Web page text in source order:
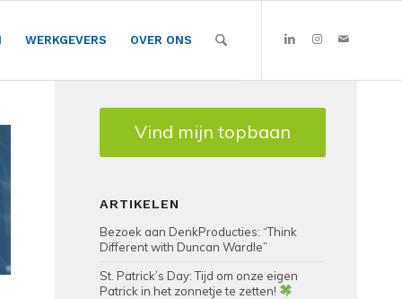
WERKGEVERS OVER ONS
Vind mijn topbaan
ARTIKELEN
Bezoek aan DenkProducties: “Think
Different with Duncan Wardle”
St. Patrick’s Day: Tijd om onze eigen
Patrick in het zonnetje te zetten!